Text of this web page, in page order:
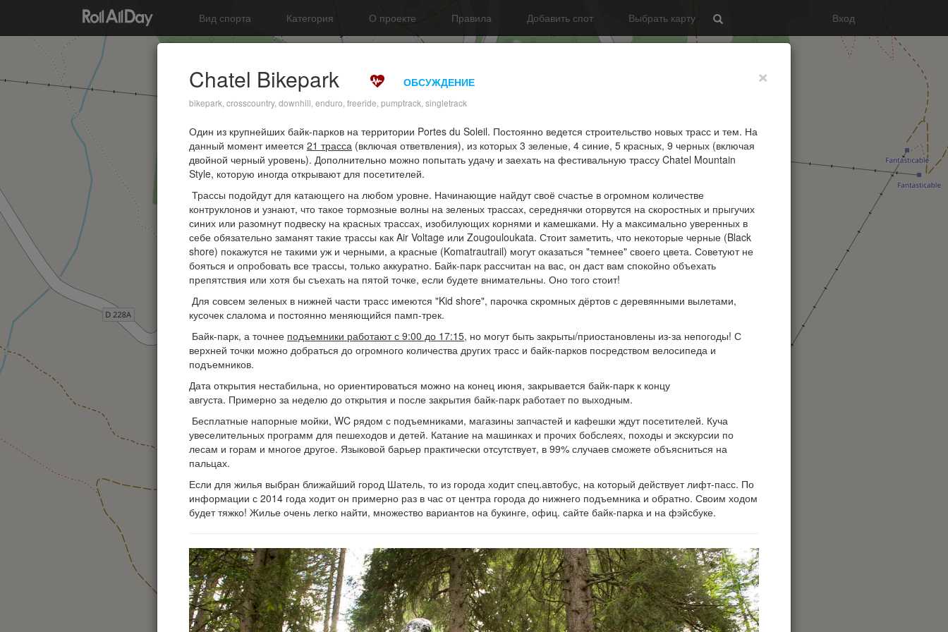
×
Chatel Bikepark ОБСУЖДЕНИЕ
bikepark, crosscountry, downhill, enduro, freeride, pumptrack, singletrack
Один из крупнейших байк-парков на территории Portes du Soleil. Постоянно ведется строительство новых трасс и тем. На
данный момент имеется 21 трасса (включая ответвления), из которых 3 зеленые, 4 синие, 5 красных, 9 черных (включая
двойной черный уровень). Дополнительно можно попытать удачу и заехать на фестивальную трассу Chatel Mountain
Style, которую иногда открывают для посетителей.
Трассы подойдут для катающего на любом уровне. Начинающие найдут своё счастье в огромном количестве
контруклонов и узнают, что такое тормозные волны на зеленых трассах, середнячки оторвутся на скоростных и прыгучих
синих или разомнут подвеску на красных трассах, изобилующих корнями и камешками. Ну а максимально уверенных в
себе обязательно заманят такие трассы как Air Voltage или Zougouloukata. Стоит заметить, что некоторые черные (Black
shore) покажутся не такими уж и черными, а красные (Komatrautrail) могут оказаться "темнее" своего цвета. Советуют не
бояться и опробовать все трассы, только аккуратно. Байк-парк рассчитан на вас, он даст вам спокойно объехать
препятствия или хотя бы съехать на пятой точке, если будете внимательны. Оно того стоит!
Для совсем зеленых в нижней части трасс имеются "Kid shore", парочка скромных дёртов с деревянными вылетами,
кусочек слалома и постоянно меняющийся памп-трек.
Байк-парк, а точнее подъемники работают с 9:00 до 17:15, но могут быть закрыты/приостановлены из-за непогоды! С
верхней точки можно добраться до огромного количества других трасс и байк-парков посредством велосипеда и
подъемников.
Дата открытия нестабильна, но ориентироваться можно на конец июня, закрывается байк-парк к концу
августа. Примерно за неделю до открытия и после закрытия байк-парк работает по выходным.
Бесплатные напорные мойки, WC рядом с подъемниками, магазины запчастей и кафешки ждут посетителей. Куча
увеселительных программ для пешеходов и детей. Катание на машинках и прочих бобслеях, походы и экскурсии по
лесам и горам и многое другое. Языковой барьер практически отсутствует, в 99% случаев сможете объясниться на
пальцах.
Если для жилья выбран ближайший город Шатель, то из города ходит спец.автобус, на который действует лифт-пасс. По
информации с 2014 года ходит он примерно раз в час от центра города до нижнего подъемника и обратно. Своим ходом
будет тяжко! Жилье очень легко найти, множество вариантов на букинге, офиц. сайте байк-парка и на фэйсбуке.
Вход
Вид спорта Категория О проекте Правила Добавить спот Выбрать карту